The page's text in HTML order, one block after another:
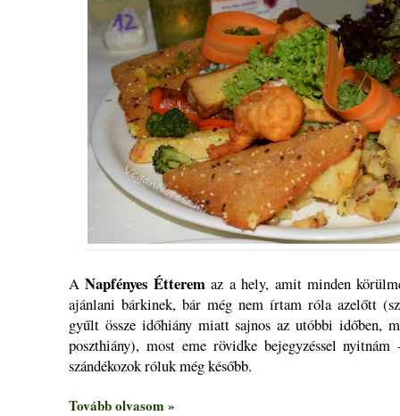
ANapfényes Étterem az a hely, amit minden
ajánlani bárkinek, bár még nem írtam róla azelőtt
gyűlt össze időhiány miatt sajnos az utóbbi időben,
poszthiány), most eme rövidke bejegyzéssel
szándékozok róluk még később.
Tovább olvasom »